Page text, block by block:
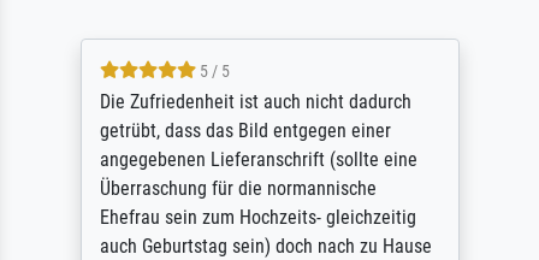
5 / 5
Die Zufriedenheit ist auch nicht dadurch
getrübt, dass das Bild entgegen einer
angegebenen Lieferanschrift (sollte eine
Überraschung für die normannische
Ehefrau sein zum Hochzeits- gleichzeitig
auch Geburtstag sein) doch nach zu Hause